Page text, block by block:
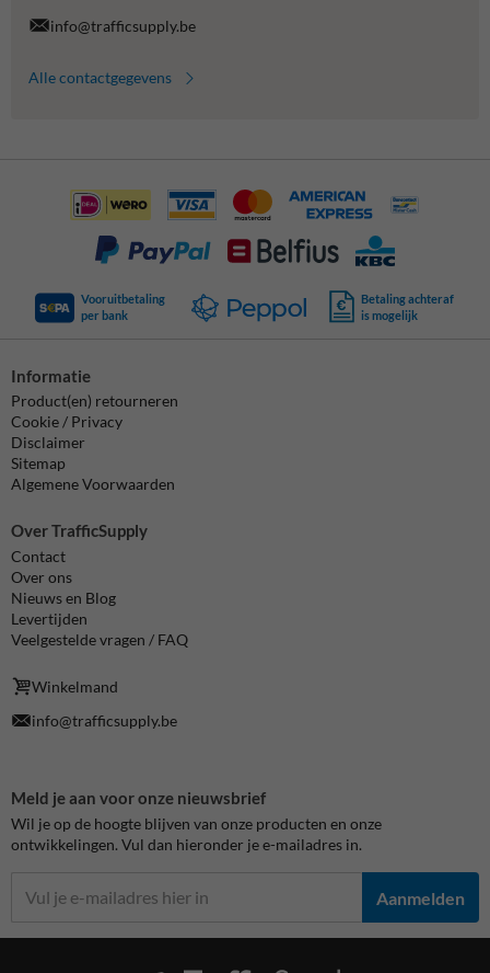
info@trafficsupply.be
Alle contactgegevens
Vooruitbetaling
per bank
Betaling achteraf
is mogelijk
Informatie
Product(en) retourneren
Cookie / Privacy
Disclaimer
Sitemap
Algemene Voorwaarden
Over TrafficSupply
Contact
Over ons
Nieuws en Blog
Levertijden
Veelgestelde vragen / FAQ
Winkelmand
info@trafficsupply.be
Meld je aan voor onze nieuwsbrief
Wil je op de hoogte blijven van onze producten en onze
ontwikkelingen. Vul dan hieronder je e-mailadres in.
Aanmelden